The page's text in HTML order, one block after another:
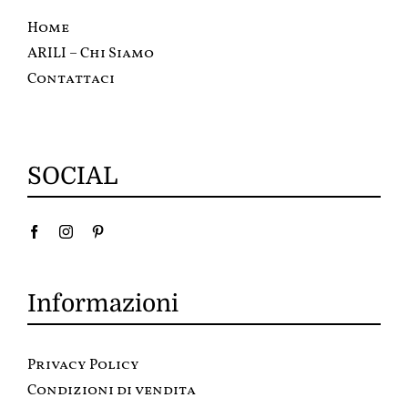
Home
ARILI – Chi Siamo
Contattaci
SOCIAL
Informazioni
Privacy Policy
Condizioni di vendita